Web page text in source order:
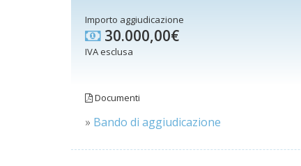
Importo aggiudicazione
30.000,00€
IVA esclusa
Documenti
» Bando di aggiudicazione